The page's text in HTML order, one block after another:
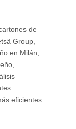
de
Group,
en Milán,
eficientes